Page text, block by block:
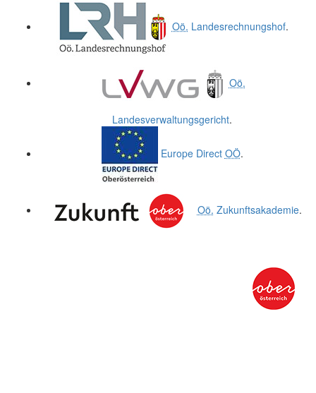
Oö. Landesrechnungshof.
Oö.
Landesverwaltungsgericht.
Europe Direct OÖ.
Oö. Zukunftsakademie.